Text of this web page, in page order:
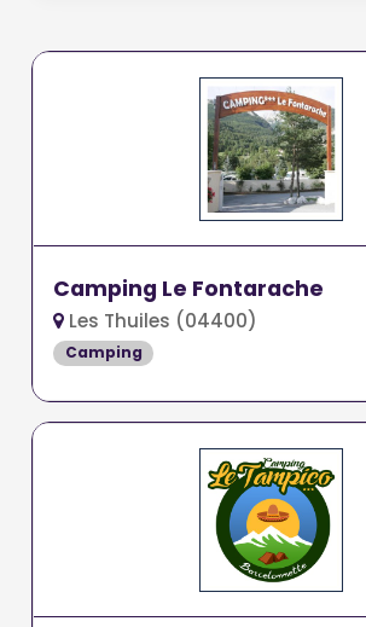
Camping Le Fontarache
Les Thuiles (04400)
Camping